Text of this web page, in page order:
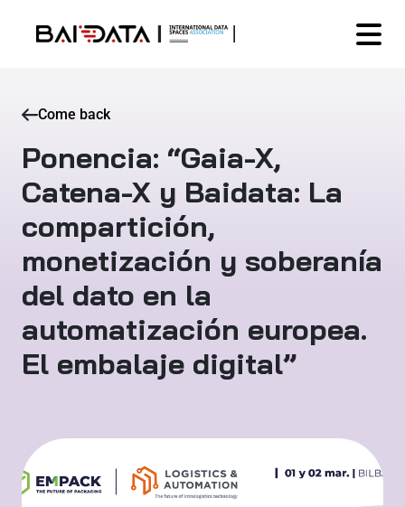
Come back
Ponencia: “Gaia-X,
Catena-X y Baidata: La
compartición,
monetización y soberanía
del dato en la
automatización europea.
El embalaje digital”